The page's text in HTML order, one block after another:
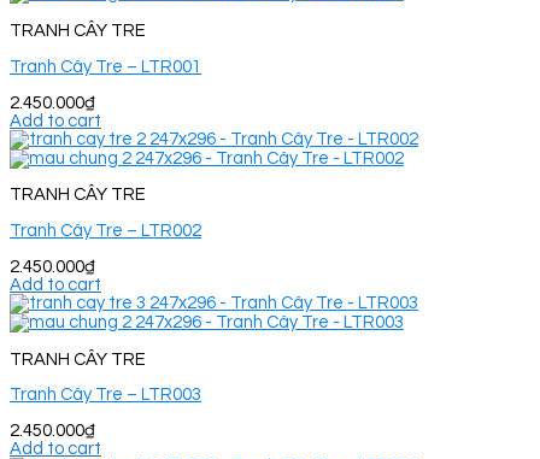
TRANH CÂY TRE
Tranh Cây Tre – LTR001
2.450.000₫
Add to cart
TRANH CÂY TRE
Tranh Cây Tre – LTR002
2.450.000₫
Add to cart
TRANH CÂY TRE
Tranh Cây Tre – LTR003
2.450.000₫
Add to cart